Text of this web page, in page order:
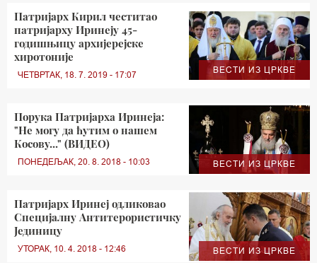
ВЕСТИ ИЗ ЦРКВЕ
Патријарх Кирил честитао
патријарху Иринеју 45-
годишњицу архијерејске
хиротоније
ЧЕТВРТАК, 18. 7. 2019 - 17:07
ВЕСТИ ИЗ ЦРКВЕ
Порука Патријарха Иринеја:
"Не могу да ћутим о нашем
Косову..." (ВИДЕО)
ПОНЕДЕЉАК, 20. 8. 2018 - 10:03
ВЕСТИ ИЗ ЦРКВЕ
Патријарх Иринеј одликовао
Специјалну Антитерористичку
Јединицу
УТОРАК, 10. 4. 2018 - 12:46